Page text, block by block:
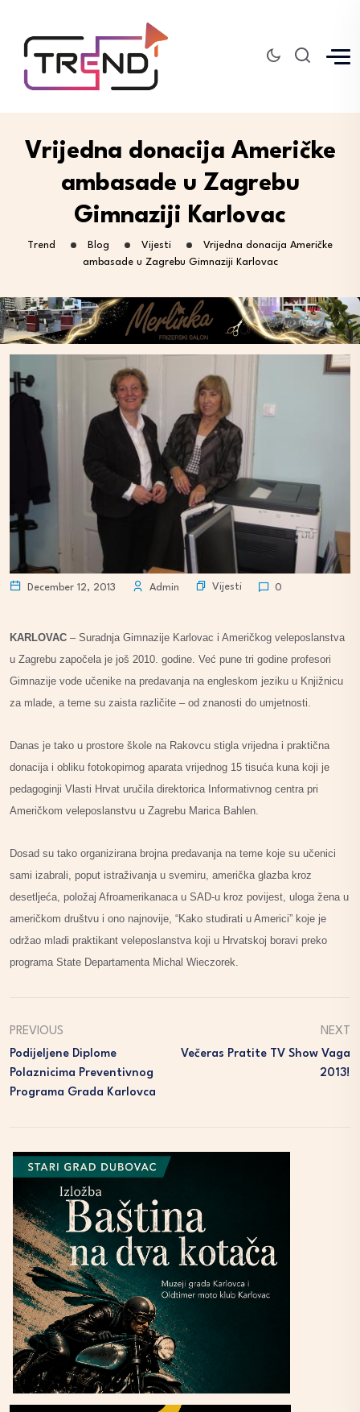
Vrijedna donacija Američke
ambasade u Zagrebu
Gimnaziji Karlovac
Trend Blog Vijesti
Vrijedna donacija Američke
ambasade u Zagrebu Gimnaziji Karlovac
December 12, 2013 Admin Vijesti 0
KARLOVAC – Suradnja Gimnazije Karlovac i Američkog veleposlanstva
u Zagrebu započela je još 2010. godine. Već pune tri godine profesori
Gimnazije vode učenike na predavanja na engleskom jeziku u Knjižnicu
za mlade, a teme su zaista različite – od znanosti do umjetnosti.
Danas je tako u prostore škole na Rakovcu stigla vrijedna i praktična
donacija i obliku fotokopirnog aparata vrijednog 15 tisuća kuna koji je
pedagoginji Vlasti Hrvat uručila direktorica Informativnog centra pri
Američkom veleposlanstvu u Zagrebu Marica Bahlen.
Dosad su tako organizirana brojna predavanja na teme koje su učenici
sami izabrali, poput istraživanja u svemiru, američka glazba kroz
desetljeća, položaj Afroamerikanaca u SAD-u kroz povijest, uloga žena u
američkom društvu i ono najnovije, “Kako studirati u Americi” koje je
održao mladi praktikant veleposlanstva koji u Hrvatskoj boravi preko
programa State Departamenta Michal Wieczorek.
PREVIOUS
Podijeljene Diplome
Polaznicima Preventivnog
Programa Grada Karlovca
NEXT
Večeras Pratite TV Show Vaga
2013!